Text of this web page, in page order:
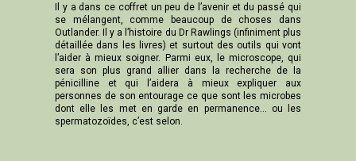
Il y a dans ce coffret un peu de l’avenir et du passé qui
se mélangent, comme beaucoup de choses dans
Outlander. Il y a l’histoire du Dr Rawlings (infiniment plus
détaillée dans les livres) et surtout des outils qui vont
l’aider à mieux soigner. Parmi eux, le microscope, qui
sera son plus grand allier dans la recherche de la
pénicilline et qui l’aidera à mieux expliquer aux
personnes de son entourage ce que sont les microbes
dont elle les met en garde en permanence... ou les
spermatozoïdes, c’est selon.